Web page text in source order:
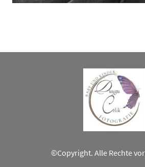
©Copyright. Alle Rechte